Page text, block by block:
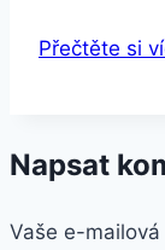
Přečtěte si
Napsat
Vaše e-